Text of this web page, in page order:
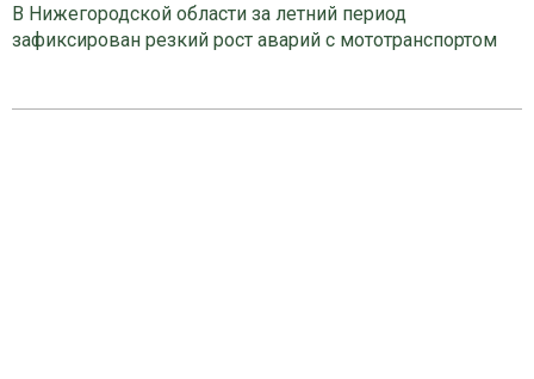
В Нижегородской области за летний период
зафиксирован резкий рост аварий с мототранспортом